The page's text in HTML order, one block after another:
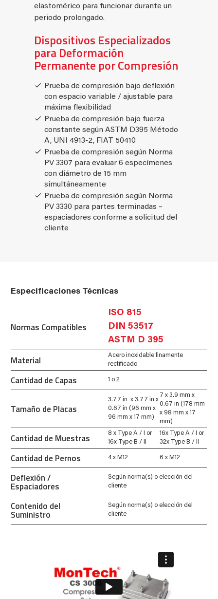
elastomérico para funcionar durante un
periodo prolongado.
Dispositivos Especializados
para Deformación
Permanente por Compresión
Prueba de compresión bajo deflexión
con espacio variable / ajustable para
máxima flexibilidad
Prueba de compresión bajo fuerza
constante según ASTM D395 Método
A, UNI 4913-2, FIAT 50410
Prueba de compresión según Norma
PV 3307 para evaluar 6 especímenes
con diámetro de 15 mm
simultáneamente
Prueba de compresión según Norma
PV 3330 para partes terminadas –
espaciadores conforme a solicitud del
cliente
Especificaciones Técnicas
Normas Compatibles
ISO 815
DIN 53517
ASTM D 395
Material
Acero inoxidable finamente
rectificado
Cantidad de Capas 1 o 2
Tamaño de Placas
3.77 in x 3.77 in x
0.67 in (96 mm x
96 mm x 17 mm)
7 x 3.9 mm x
0.67 in (178 mm
x 98 mm x 17
mm)
Cantidad de Muestras
8 x Type A / I or
16x Type B / II
16x Type A / I or
32x Type B / II
Cantidad de Pernos 4 x M12 6 x M12
Deflexión /
Espaciadores
Según norma(s) o elección del
cliente
Contenido del
Suministro
Según norma(s) o elección del
cliente